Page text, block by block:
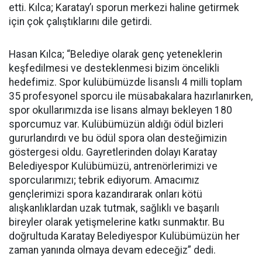
etti. Kılca; Karatay’ı sporun merkezi haline getirmek
için çok çalıştıklarını dile getirdi.
Hasan Kılca; “Belediye olarak genç yeteneklerin
keşfedilmesi ve desteklenmesi bizim öncelikli
hedefimiz. Spor kulübümüzde lisanslı 4 milli toplam
35 profesyonel sporcu ile müsabakalara hazırlanırken,
spor okullarımızda ise lisans almayı bekleyen 180
sporcumuz var. Kulübümüzün aldığı ödül bizleri
gururlandırdı ve bu ödül spora olan desteğimizin
göstergesi oldu. Gayretlerinden dolayı Karatay
Belediyespor Kulübümüzü, antrenörlerimizi ve
sporcularımızı; tebrik ediyorum. Amacımız
gençlerimizi spora kazandırarak onları kötü
alışkanlıklardan uzak tutmak, sağlıklı ve başarılı
bireyler olarak yetişmelerine katkı sunmaktır. Bu
doğrultuda Karatay Belediyespor Kulübümüzün her
zaman yanında olmaya devam edeceğiz” dedi.